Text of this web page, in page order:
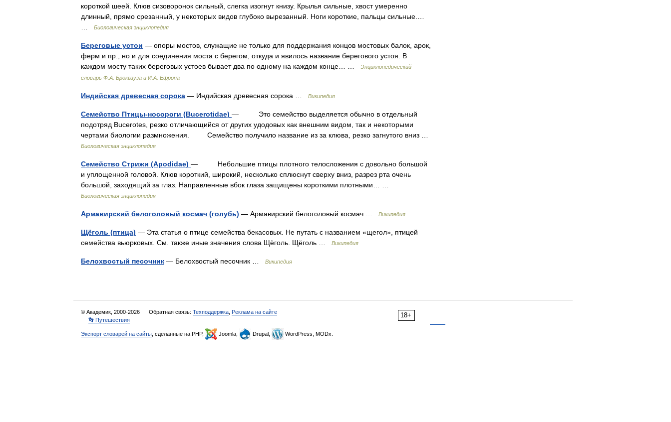
короткой шеей. Клюв сизоворонок сильный, слегка изогнут книзу. Крылья сильные, хвост умеренно
длинный, прямо срезанный, у некоторых видов глубоко вырезанный. Ноги короткие, пальцы сильные.…
Биологическая энциклопедия
Береговые устои — опоры мостов, служащие не только для поддержания концов мостовых балок, арок,
ферм и пр., но и для соединения моста с берегом, откуда и явилось название берегового устоя. В
каждом мосту таких береговых устоев бывает два по одному на каждом конце… …
Энциклопедический
словарь Ф.А. Брокгауза и И.А. Ефрона
Индийская древесная сорока — Индийская древесная сорока … Википедия
Семейство Птицы-носороги (Bucerotidae) — Это семейство выделяется обычно в отдельный
подотряд Bucerotes, резко отличающийся от других удодовых как внешним видом, так и некоторыми
чертами биологии размножения. Семейство получило название из за клюва, резко загнутого вниз …
Биологическая энциклопедия
Семейство Стрижи (Apodidae) — Небольшие птицы плотного телосложения с довольно большой
и уплощенной головой. Клюв короткий, широкий, несколько сплюснут сверху вниз, разрез рта очень
большой, заходящий за глаз. Направленные вбок глаза защищены короткими плотными… …
Биологическая энциклопедия
Армавирский белоголовый космач (голубь) — Армавирский белоголовый космач … Википедия
Щёголь (птица) — Эта статья о птице семейства бекасовых. Не путать с названием «щегол», птицей
семейства вьюрковых. См. также иные значения слова Щёголь. Щёголь …
Википедия
Белохвостый песочник — Белохвостый песочник … Википедия
18+
© Академик, 2000-2026 Обратная связь: Техподдержка Реклама на сайте
👣 Путешествия
Экспорт словарей на сайты , сделанные на PHP, Joomla, Drupal, WordPress, MODx.